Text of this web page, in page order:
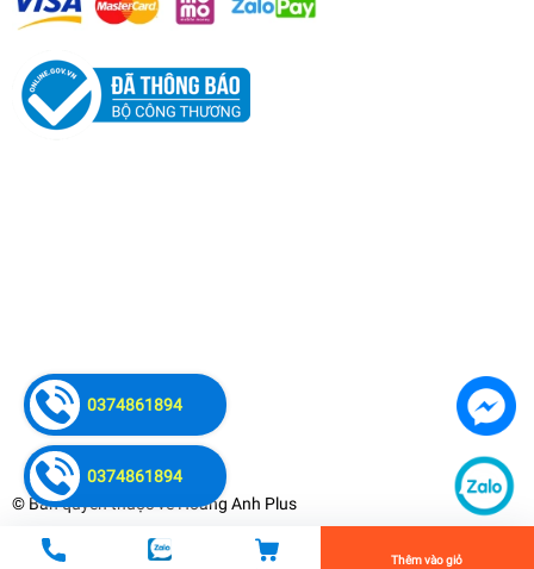
© Bản quyền thuộc vềHoàng Anh Plus
0374861894
0374861894
Bộ Lưu Điện Hyundai Online Pin Trong HD-10KT9
48.000.000₫
undefined
Tiến Hành Thanh Toán
Thêm vào giỏ